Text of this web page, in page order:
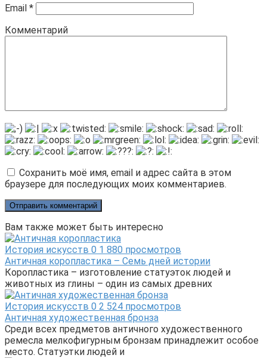
Email *
Комментарий
Сохранить моё имя, email и адрес сайта в этом
браузере для последующих моих комментариев.
Вам также может быть интересно
История искусств 0 1 880 просмотров
Античная коропластика – Семь дней истории
Коропластика – изготовление статуэток людей и
животных из глины – один из самых древних
История искусств 0 2 524 просмотров
Античная художественная бронза
Среди всех предметов античного художественного
ремесла мелкофигурным бронзам принадлежит особое
место. Статуэтки людей и